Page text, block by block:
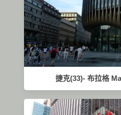
捷克(33)- 布拉格